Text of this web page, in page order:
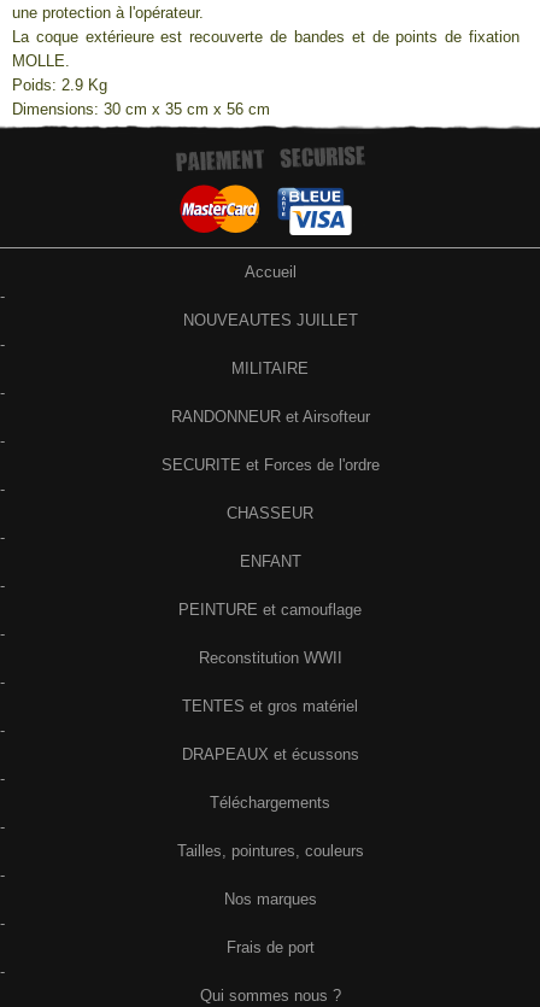
une protection à l'opérateur.
La coque extérieure est recouverte de bandes et de points de fixation
MOLLE.
Poids: 2.9 Kg
Dimensions: 30 cm x 35 cm x 56 cm
Accueil
-
NOUVEAUTES JUILLET
-
MILITAIRE
-
RANDONNEUR et Airsofteur
-
SECURITE et Forces de l'ordre
-
CHASSEUR
-
ENFANT
-
PEINTURE et camouflage
-
Reconstitution WWII
-
TENTES et gros matériel
-
DRAPEAUX et écussons
-
Téléchargements
-
Tailles, pointures, couleurs
-
Nos marques
-
Frais de port
-
Qui sommes nous ?